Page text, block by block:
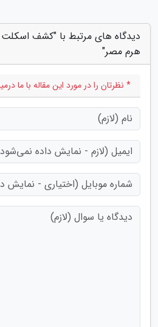
هرم مصر"
* نظرتان را در مورد این مقاله با ما